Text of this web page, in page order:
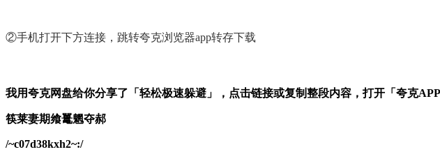
②手机打开下方连接，跳转夸克浏览器app转存下载
我用夸克网盘给你分享了「轻松极速躲避」，点击链接或复制整段内容，打开「夸克APP
筷莱妻期飨鼍魍夺郝
/~c07d38kxh2~:/